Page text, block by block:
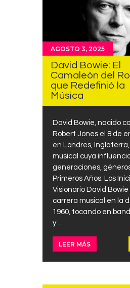
AGOSTO 3, 2025
David Bowie: El
Camaleón del
que Redefinió la
Música
David Bowie, nacido
Robert Jones el 8 de
en Londres,
musical cuya
generaciones,
Primeros Años: Los
Visionario David
carrera musical en la
1960, tocando en
y…
LEER MÁS